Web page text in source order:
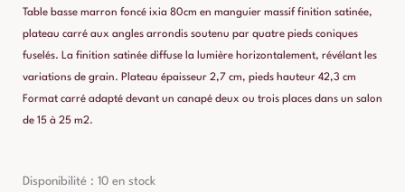
Table basse marron foncé ixia 80cm en manguier massif finition satinée,
plateau carré aux angles arrondis soutenu par quatre pieds coniques
fuselés. La finition satinée diffuse la lumière horizontalement, révélant les
variations de grain. Plateau épaisseur 2,7 cm, pieds hauteur 42,3 cm
Format carré adapté devant un canapé deux ou trois places dans un salon
de 15 à 25 m2.
Disponibilité : 10 en stock
quantité